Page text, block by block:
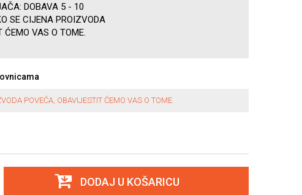
DOBAVA 5 - 10
SE CIJENA PROIZVODA
ĆEMO VAS O TOME.
POVEĆA, OBAVIJESTIT ĆEMO VAS O TOME.
DODAJ U KOŠARICU